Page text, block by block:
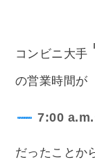
コンビニ大手
の営業時間が
7:00
だったことか